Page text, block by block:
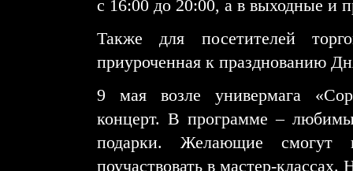
с 16:00 до 20:00, а в выходные и
Также для посетителей
приуроченная к празднованию
9 мая возле универмага
концерт. В программе –
подарки. Желающие смогут
поучаствовать в мастер-